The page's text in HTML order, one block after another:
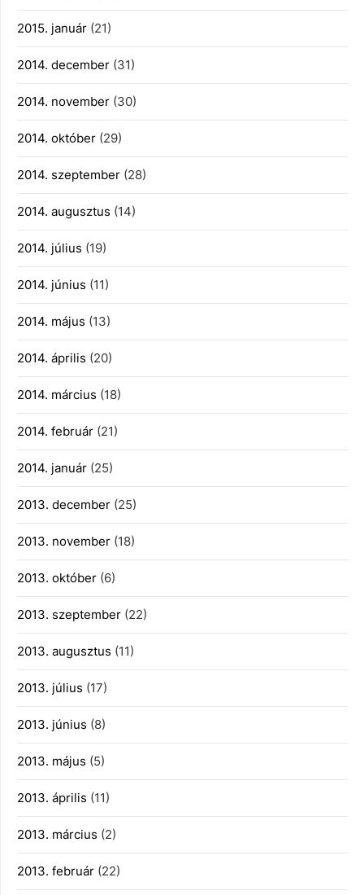
2015. január (21)
2014. december (31)
2014. november (30)
2014. október (29)
2014. szeptember (28)
2014. augusztus (14)
2014. július (19)
2014. június (11)
2014. május (13)
2014. április (20)
2014. március (18)
2014. február (21)
2014. január (25)
2013. december (25)
2013. november (18)
2013. október (6)
2013. szeptember (22)
2013. augusztus (11)
2013. július (17)
2013. június (8)
2013. május (5)
2013. április (11)
2013. március (2)
2013. február (22)